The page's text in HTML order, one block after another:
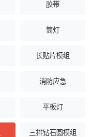
胶带
筒灯
长贴片模组
消防应急
平板灯
三排钻石圆模组